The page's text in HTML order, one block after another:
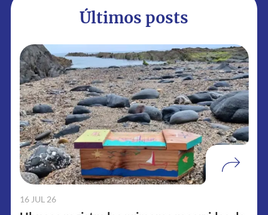
Últimos posts
16 JUL 26